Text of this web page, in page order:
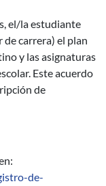
el/la estudiante
carrera) el plan
y las asignaturas
Este acuerdo
de
de-